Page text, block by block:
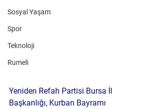
Sosyal Yaşam
Spor
Teknoloji
Rumeli
Yeniden Refah Partisi Bursa İl
Başkanlığı, Kurban Bayramı